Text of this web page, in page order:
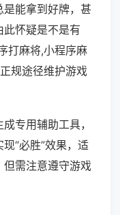
能拿到好牌，甚
怀疑是不是有
打麻将,小程序麻
规途径维护游戏
专用辅助工具，
“必胜”效果，适
但需注意遵守游戏